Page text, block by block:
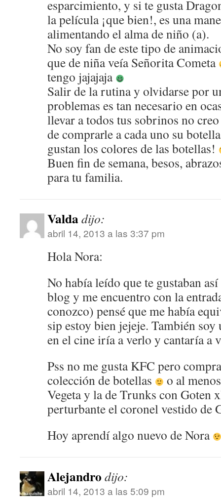
esparcimiento, y si te gusta
la película ¡que bien!, es una
alimentando el alma de niño (a).
No soy fan de este tipo de
que de niña veía Señorita Cometa
tengo jajajaja
Salir de la rutina y olvidarse por
problemas es tan necesario en
llevar a todos tus sobrinos no
de comprarle a cada uno su
gustan los colores de las botellas!
Buen fin de semana, besos,
para tu familia.
Valdadijo:
abril 14, 2013 a las 3:37 pm
Hola Nora:
No había leído que te gustaban
blog y me encuentro con la
conozco) pensé que me había
sip estoy bien jejeje. También
en el cine iría a verlo y cantaría a
Pss no me gusta KFC pero
colección de botellas
o al
Vegeta y la de Trunks con Goten
perturbante el coronel vestido de
Hoy aprendí algo nuevo de Nora
Alejandro dijo:
abril 14, 2013 a las 5:09 pm